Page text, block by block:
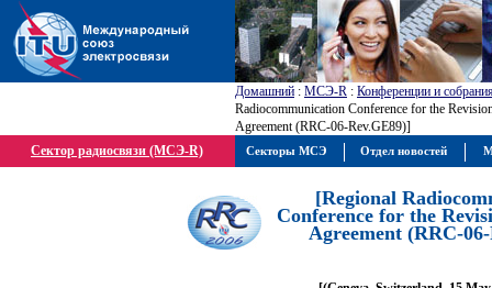
Домашний : МСЭ-R : Конференции и
Radiocommunication Conference for the
Agreement (RRC-06-Rev.GE89)]
Сектор радиосвязи (МСЭ-R)
[Regional
Conference for the
Agreement (RRC-
Секторы МСЭ Отдел новостей